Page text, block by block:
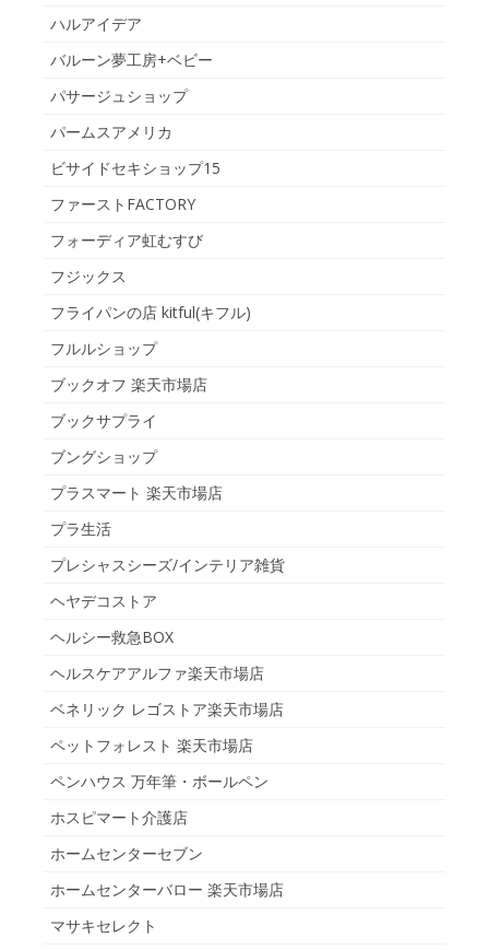
ハルアイデア
バルーン夢工房+ベビー
パサージュショップ
パームスアメリカ
ビサイドセキショップ15
ファーストFACTORY
フォーディア虹むすび
フジックス
フライパンの店 kitful(キフル)
フルルショップ
ブックオフ 楽天市場店
ブックサプライ
ブングショップ
プラスマート 楽天市場店
プラ生活
プレシャスシーズ/インテリア雑貨
ヘヤデコストア
ヘルシー救急BOX
ヘルスケアアルファ楽天市場店
ベネリック レゴストア楽天市場店
ペットフォレスト 楽天市場店
ペンハウス 万年筆・ボールペン
ホスピマート介護店
ホームセンターセブン
ホームセンターバロー 楽天市場店
マサキセレクト